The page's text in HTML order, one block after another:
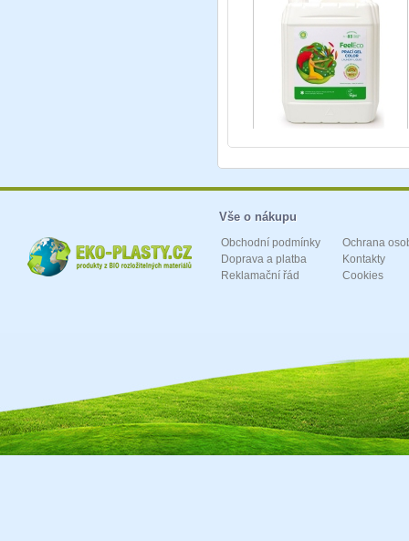
Vše o nákupu
Obchodní podmínky
Doprava a platba
Reklamační řád
Ochrana
Kontakty
Cookies